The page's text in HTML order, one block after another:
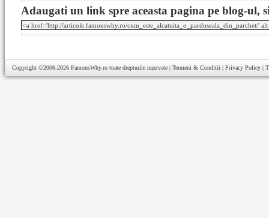
Adaugati un link spre aceasta pagina pe blog-ul,
Copyright ©2006-2026 FamousWhy.ro toate drepturile rezervate | Termeni & Conditii | Privacy Policy |